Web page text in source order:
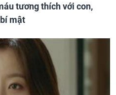
tương thích với con,
mật